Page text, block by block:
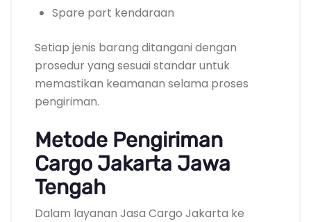
Spare part kendaraan
Setiap jenis barang ditangani dengan
prosedur yang sesuai standar untuk
memastikan keamanan selama proses
pengiriman.
Metode Pengiriman
Cargo Jakarta Jawa
Tengah
Dalam layanan Jasa Cargo Jakarta ke